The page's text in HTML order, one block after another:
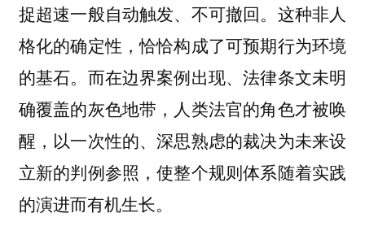
捉超速一般自动触发、不可撤回。这种非人
格化的确定性，恰恰构成了可预期行为环境
的基石。而在边界案例出现、法律条文未明
确覆盖的灰色地带，人类法官的角色才被唤
醒，以一次性的、深思熟虑的裁决为未来设
立新的判例参照，使整个规则体系随着实践
的演进而有机生长。